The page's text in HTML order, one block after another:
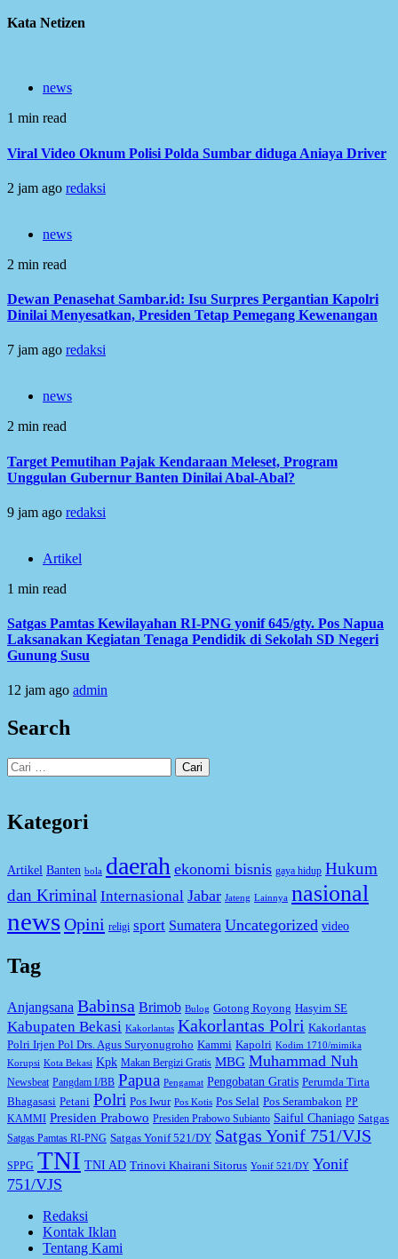
Kata Netizen
news
1 min read
Viral Video Oknum Polisi Polda Sumbar diduga Aniaya Driver
2 jam ago redaksi
news
2 min read
Dewan Penasehat Sambar.id: Isu Surpres Pergantian Kapolri
Dinilai Menyesatkan, Presiden Tetap Pemegang Kewenangan
7 jam ago redaksi
news
2 min read
Target Pemutihan Pajak Kendaraan Meleset, Program
Unggulan Gubernur Banten Dinilai Abal-Abal?
9 jam ago redaksi
Artikel
1 min read
Satgas Pamtas Kewilayahan RI-PNG yonif 645/gty. Pos Napua
Laksanakan Kegiatan Tenaga Pendidik di Sekolah SD Negeri
Gunung Susu
12 jam ago admin
Search
Cari
untuk:
Kategori
Artikel Banten bola daerah ekonomi bisnis gaya hidup Hukum
dan Kriminal Internasional Jabar Jateng Lainnya nasional
newsOpini religi sport Sumatera Uncategorized video
Tag
Anjangsana Babinsa Brimob Bulog Gotong Royong Hasyim SE
Kabupaten Bekasi Kakorlantas Kakorlantas Polri Kakorlantas
Polri Irjen Pol Drs. Agus Suryonugroho Kammi Kapolri Kodim 1710/mimika
Korupsi Kota Bekasi Kpk Makan Bergizi Gratis MBG Muhammad Nuh
Newsbeat Pangdam I/BB Papua Pengamat Pengobatan Gratis Perumda Tirta
Bhagasasi Petani Polri Pos Iwur Pos Kotis Pos Selal Pos Serambakon PP
KAMMI Presiden Prabowo Presiden Prabowo Subianto Saiful Chaniago Satgas
Satgas Pamtas RI-PNG Satgas Yonif 521/DY Satgas Yonif 751/VJS
SPPG TNI TNI AD Trinovi Khairani Sitorus Yonif 521/DY Yonif
751/VJS
Redaksi
Kontak Iklan
Tentang Kami